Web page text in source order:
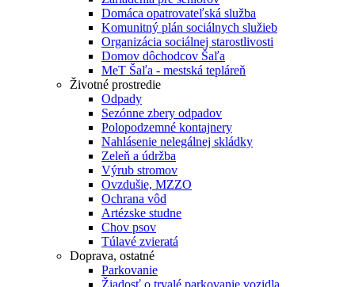
Domáca opatrovateľská služba
Komunitný plán sociálnych služieb
Organizácia sociálnej starostlivosti
Domov dôchodcov Šaľa
MeT Šaľa - mestská tepláreň
Životné prostredie
Odpady
Sezónne zbery odpadov
Polopodzemné kontajnery
Nahlásenie nelegálnej skládky
Zeleň a údržba
Výrub stromov
Ovzdušie, MZZO
Ochrana vôd
Artézske studne
Chov psov
Túlavé zvieratá
Doprava, ostatné
Parkovanie